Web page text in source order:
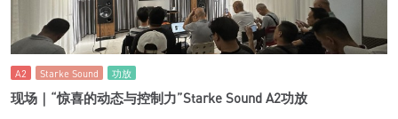
A2 Starke Sound 功放
现场｜“惊喜的动态与控制力”Starke Sound A2功放